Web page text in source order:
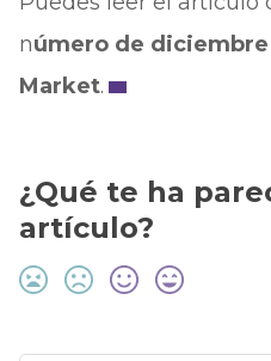
número de
Market.
¿Qué te ha
artículo?